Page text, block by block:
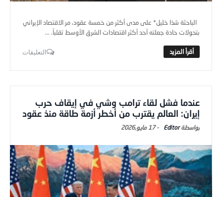
الباحثة شذا خليل* على مدى أكثر من خمسة عقود، مر الاقتصاد الإيراني
بتحولات حادة جعلته أحد أكثر اقتصادات الشرق الأوسط تقلباً. ...
التعليقات
عندما فشل لقاء ترامب وشي في إيقاف حرب
إيران: العالم يقترب من أخطر أزمة طاقة منذ عقود
Editor
-17 مايو,2026